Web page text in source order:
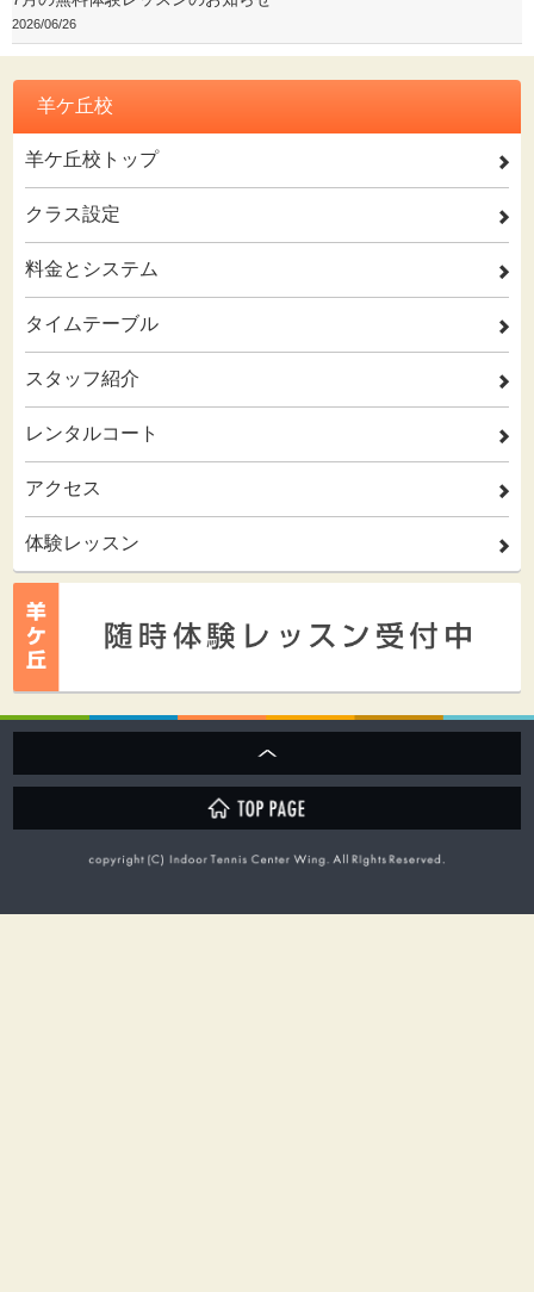
2026/06/26
羊ケ丘校
羊ケ丘校トップ 2
クラス設定 2
料金とシステム 2
タイムテーブル 2
スタッフ紹介 2
レンタルコート 2
アクセス 2
体験レッスン 2